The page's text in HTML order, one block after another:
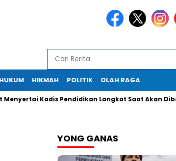
HUKUM HIKMAH POLITIK OLAH RAGA
Kadis Pendidikan Langkat Saat Akan Dibawa Ke
YONG GANAS